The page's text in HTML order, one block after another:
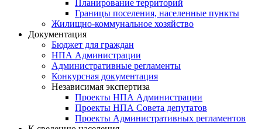
Планирование территорий
Границы поселения, населенные пункты
Жилищно-коммунальное хозяйство
Документация
Бюджет для граждан
НПА Администрации
Административные регламенты
Конкурсная документация
Независимая экспертиза
Проекты НПА Администрации
Проекты НПА Совета депутатов
Проекты Административных регламентов